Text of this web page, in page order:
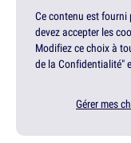
Ce contenu est
devez accepter les
Modifiez ce choix à
de la Confidentialité"
Gérer mes